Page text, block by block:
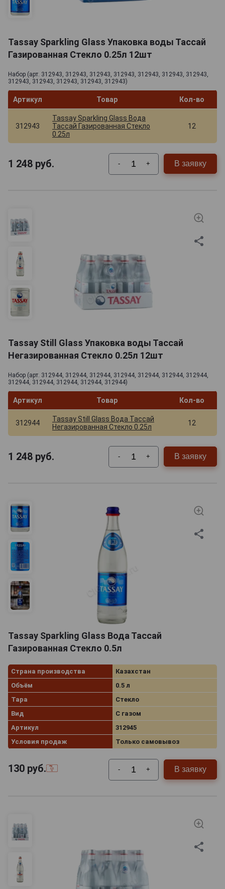
Tassay Sparkling Glass Упаковка воды Тассай
Газированная Стекло 0.25л 12шт
Набор (арт. 312943, 312943, 312943, 312943, 312943, 312943, 312943,
312943, 312943, 312943, 312943, 312943)
Артикул Товар Кол-во
312943
Tassay Sparkling Glass Вода
Тассай Газированная Стекло
0.25л
12
1 248 руб. - + В заявку
Tassay Still Glass Упаковка воды Тассай
Негазированная Стекло 0.25л 12шт
Набор (арт. 312944, 312944, 312944, 312944, 312944, 312944, 312944,
312944, 312944, 312944, 312944, 312944)
Артикул Товар Кол-во
312944
Tassay Still Glass Вода Тассай
Негазированная Стекло 0.25л
12
1 248 руб. - + В заявку
Tassay Sparkling Glass Вода Тассай
Газированная Стекло 0.5л
Страна производства
Казахстан
Объём
0.5 л
Тара
Стекло
Вид
С газом
Артикул
312945
Условия продаж
Только самовывоз
130 руб. - + В заявку